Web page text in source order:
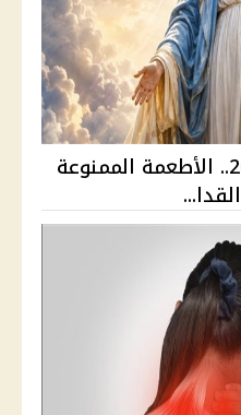
ضوابط صوم العذراء 2026.. الأطعمة الممنوعة